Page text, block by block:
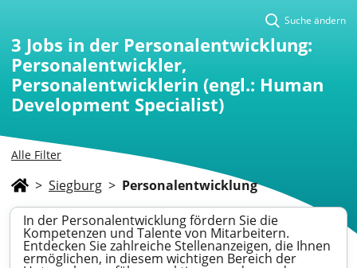
Alle Filter
Suche ändern
3 Jobs in der Personalentwicklung:
Personalentwickler,
Personalentwicklerin (engl.: Human
Development Specialist)
> Siegburg > Personalentwicklung
In der Personalentwicklung fördern Sie die
Kompetenzen und Talente von Mitarbeitern.
Entdecken Sie zahlreiche Stellenanzeigen, die Ihnen
ermöglichen, in diesem wichtigen Bereich der